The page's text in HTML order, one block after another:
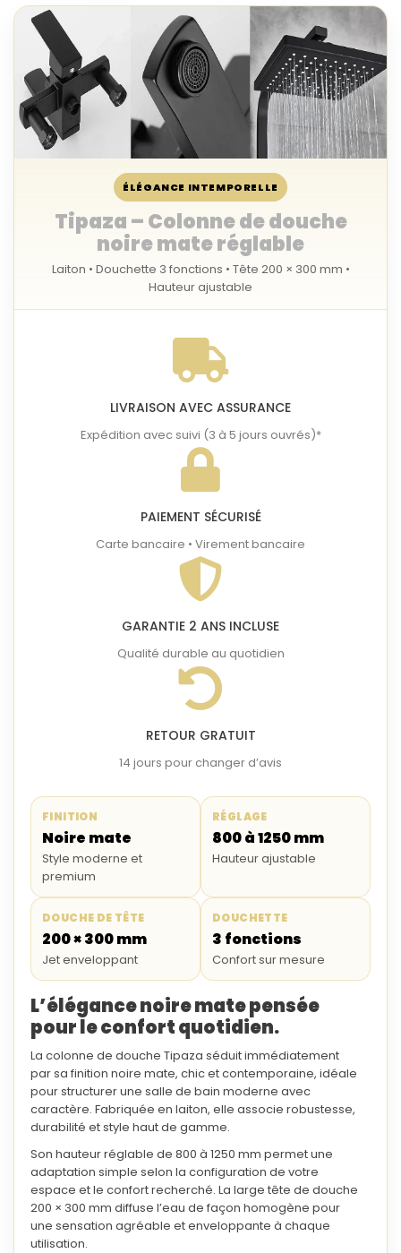
ÉLÉGANCE INTEMPORELLE
Tipaza – Colonne de douche
noire mate réglable
Laiton • Douchette 3 fonctions • Tête 200 × 300 mm •
Hauteur ajustable
LIVRAISON AVEC ASSURANCE
Expédition avec suivi (3 à 5 jours ouvrés)*
PAIEMENT SÉCURISÉ
Carte bancaire • Virement bancaire
GARANTIE 2 ANS INCLUSE
Qualité durable au quotidien
RETOUR GRATUIT
14 jours pour changer d’avis
FINITION
Noire mate
Style moderne et
premium
RÉGLAGE
800 à 1250 mm
Hauteur ajustable
DOUCHE DE TÊTE
200 × 300 mm
Jet enveloppant
DOUCHETTE
3 fonctions
Confort sur mesure
L’élégance noire mate pensée
pour le confort quotidien.
La colonne de douche Tipaza séduit immédiatement
par sa finition noire mate, chic et contemporaine, idéale
pour structurer une salle de bain moderne avec
caractère. Fabriquée en laiton, elle associe robustesse,
durabilité et style haut de gamme.
Son hauteur réglable de 800 à 1250 mm permet une
adaptation simple selon la configuration de votre
espace et le confort recherché. La large tête de douche
200 × 300 mm diffuse l’eau de façon homogène pour
une sensation agréable et enveloppante à chaque
utilisation.